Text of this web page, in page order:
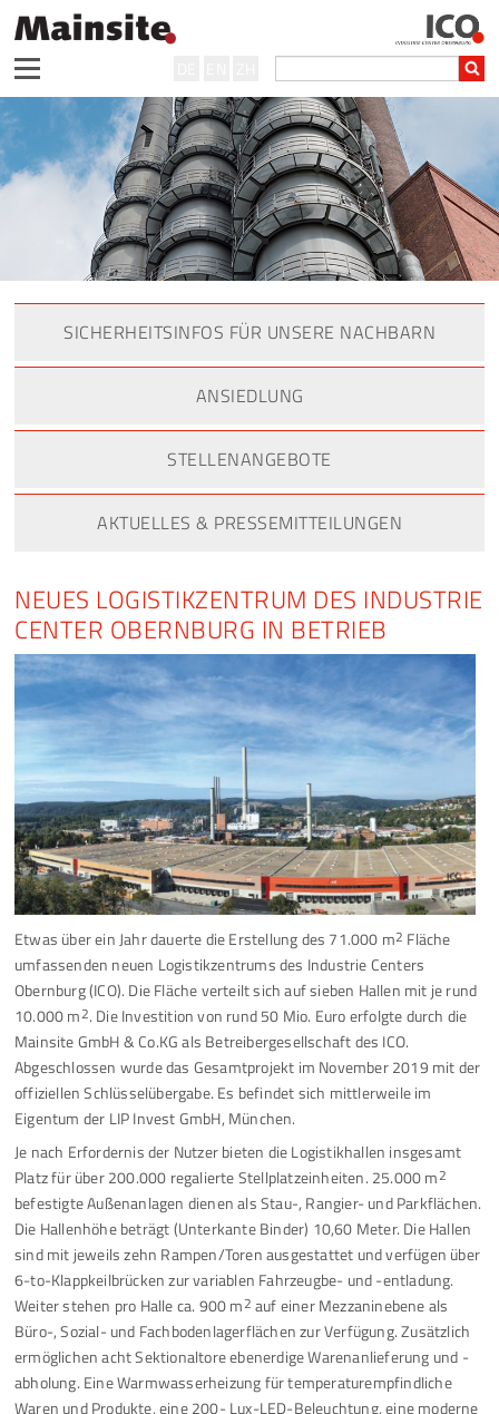
SICHERHEITSINFOS FÜR UNSERE NACHBARN
ANSIEDLUNG
STELLENANGEBOTE
AKTUELLES & PRESSEMITTEILUNGEN
NEUES LOGISTIKZENTRUM DES INDUSTRIE
CENTER OBERNBURG IN BETRIEB
Etwas über ein Jahr dauerte die Erstellung des 71.000 m2 Fläche
umfassenden neuen Logistikzentrums des Industrie Centers
Obernburg (ICO). Die Fläche verteilt sich auf sieben Hallen mit je rund
10.000 m2. Die Investition von rund 50 Mio. Euro erfolgte durch die
Mainsite GmbH & Co.KG als Betreibergesellschaft des ICO.
Abgeschlossen wurde das Gesamtprojekt im November 2019 mit der
offiziellen Schlüsselübergabe. Es befindet sich mittlerweile im
Eigentum der LIP Invest GmbH, München.
Je nach Erfordernis der Nutzer bieten die Logistikhallen insgesamt
Platz für über 200.000 regalierte Stellplatzeinheiten. 25.000 m2
befestigte Außenanlagen dienen als Stau-, Rangier- und Parkflächen.
Die Hallenhöhe beträgt (Unterkante Binder) 10,60 Meter. Die Hallen
sind mit jeweils zehn Rampen/Toren ausgestattet und verfügen über
6-to-Klappkeilbrücken zur variablen Fahrzeugbe- und -entladung.
Weiter stehen pro Halle ca. 900 m2 auf einer Mezzaninebene als
Büro-, Sozial- und Fachbodenlagerflächen zur Verfügung. Zusätzlich
ermöglichen acht Sektionaltore ebenerdige Warenanlieferung und -
abholung. Eine Warmwasserheizung für temperaturempfindliche
Waren und Produkte, eine 200- Lux-LED-Beleuchtung, eine moderne